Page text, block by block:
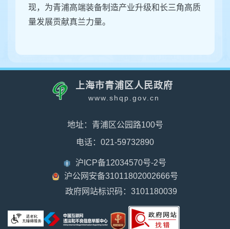
现，为青浦高端装备制造产业升级和长三角高质
量发展贡献真兰力量。
上海市青浦区人民政府
www.shqp.gov.cn
地址：青浦区公园路100号
电话：021-59732890
沪ICP备12034570号-2号
沪公网安备31011802002666号
政府网站标识码：3101180039